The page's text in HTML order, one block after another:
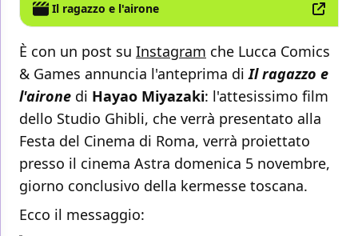
Il ragazzo e l'airone
È con un post su Instagram che Lucca Comics
& Games annuncia l'anteprima diIl ragazzo e
l'airone di Hayao Miyazaki: l'attesissimo film
dello Studio Ghibli, che verrà presentato alla
Festa del Cinema di Roma, verrà proiettato
presso il cinema Astra domenica 5 novembre,
giorno conclusivo della kermesse toscana.
Ecco il messaggio: